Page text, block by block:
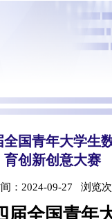
全国青年大学生
育创新创意大赛
：2024-09-27 浏览
届全国青年